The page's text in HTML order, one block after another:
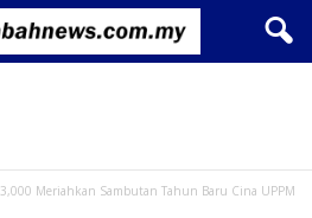
3,000 Meriahkan Sambutan Tahun Baru Cina UPPM